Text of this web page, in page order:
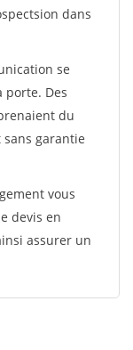
dans
se
porte. Des
du
garantie
vous
devis en
assurer un